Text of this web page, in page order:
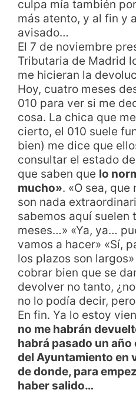
culpa mía también
más atento, y al fin y
avisado…
El 7 de noviembre
Tributaria de Madrid
me hicieran la
Hoy, cuatro meses
010 para ver si me
cosa. La chica que
cierto, el 010 suele
bien) me dice que
consultar el estado
que saben que lo
mucho». «O sea,
son nada
sabemos aquí suelen
meses…» «Ya, ya…
vamos a hacer» «Sí,
los plazos son
cobrar bien que se
devolver no tanto,
no lo podía decir,
En fin. Ya lo estoy
no me habrán
habrá pasado un
del Ayuntamiento en
de donde, para
haber salido…